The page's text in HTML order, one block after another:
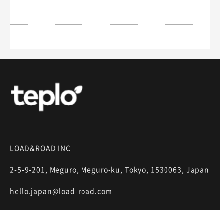
LOAD&ROAD INC
2-5-9-201, Meguro, Meguro-ku, Tokyo, 1530063, Japan
hello.japan@load-road.com